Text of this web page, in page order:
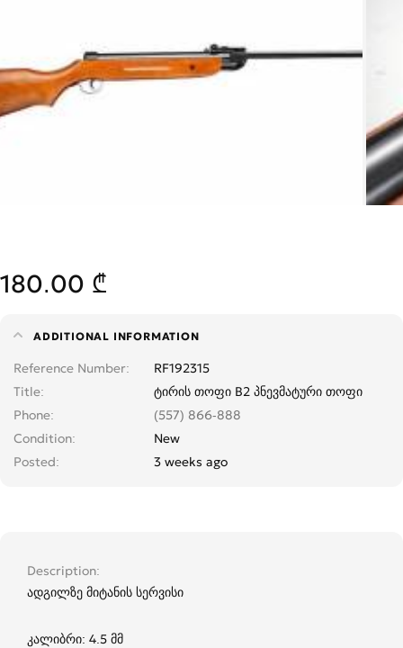
180.00 ₾
ADDITIONAL INFORMATION
Reference Number
RF192315
Title
ტირის თოფი B2 პნევმატური თოფი
Phone
(557) 866-888
Condition
New
Posted
3 weeks ago
Description
ადგილზე მიტანის სერვისი
კალიბრი: 4.5 მმ